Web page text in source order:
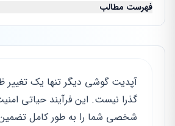
فهرست مطالب
آپدیت گوشی دیگر تنها یک تغییر
گذرا نیست. این فرآیند حیاتی
شخصی شما را به طور کامل